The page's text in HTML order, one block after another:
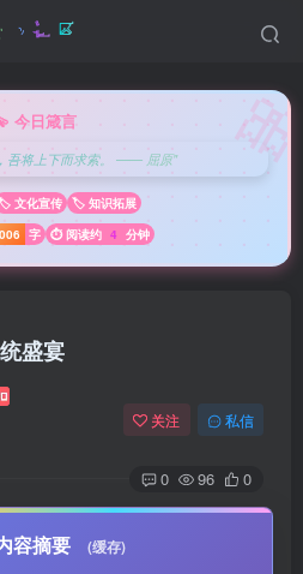
今日箴言
吾将上下而求索。 —— 屈原"
文化宣传
🏷️ 知识拓展
字 ⏱️ 阅读约 4 分钟
盛宴
关注 私信
0 96 0
容摘要 (缓存)